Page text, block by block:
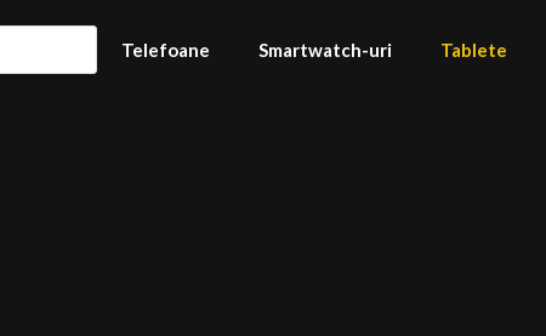
Telefoane Smartwatch-uri Tablete